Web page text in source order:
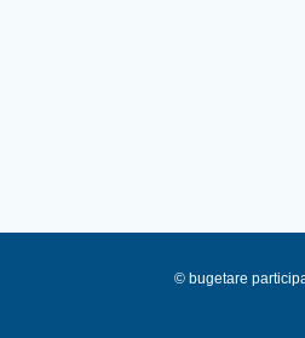
© bugetare